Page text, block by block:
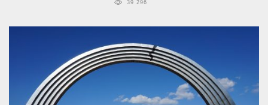
39 296